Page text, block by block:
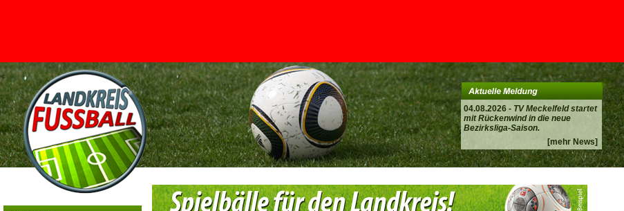
04.08.2026 - TV Meckelfeld startet
mit Rückenwind in die neue
Bezirksliga-Saison.
[mehr News]
<